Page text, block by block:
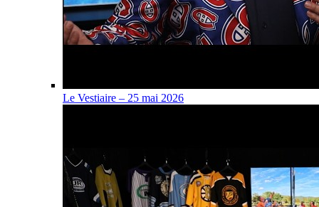
Le Vestiaire – 25 mai 2026